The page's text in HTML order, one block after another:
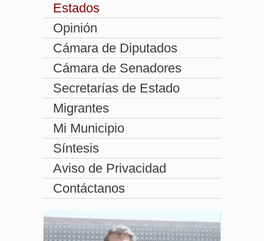
Estados
Opinión
Cámara de Diputados
Cámara de Senadores
Secretarías de Estado
Migrantes
Mi Municipio
Síntesis
Aviso de Privacidad
Contáctanos